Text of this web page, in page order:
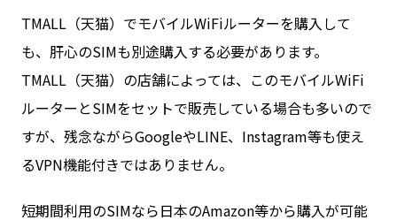
TMALL（天猫）でモバイルWiFiルーターを購入して
も、肝心のSIMも別途購入する必要があります。
TMALL（天猫）の店舗によっては、このモバイルWiFi
ルーターとSIMをセットで販売している場合も多いので
すが、残念ながらGoogleやLINE、Instagram等も使え
るVPN機能付きではありません。
短期間利用のSIMなら日本のAmazon等から購入が可能